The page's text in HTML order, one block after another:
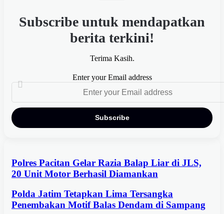
Subscribe untuk mendapatkan
berita terkini!
Terima Kasih.
Enter your Email address
Polres Pacitan Gelar Razia Balap Liar di JLS,
20 Unit Motor Berhasil Diamankan
Polda Jatim Tetapkan Lima Tersangka
Penembakan Motif Balas Dendam di Sampang